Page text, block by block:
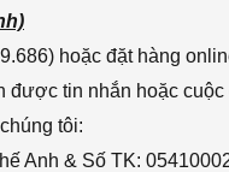
hoặc đặt hàng
tin nhắn hoặc
tôi:
Anh & Số TK: